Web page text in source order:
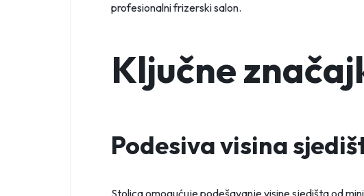
profesionalni frizerski salon.
Ključne
Podesiva visina
Stolica omogućuje podešavanje visine sjedišta od